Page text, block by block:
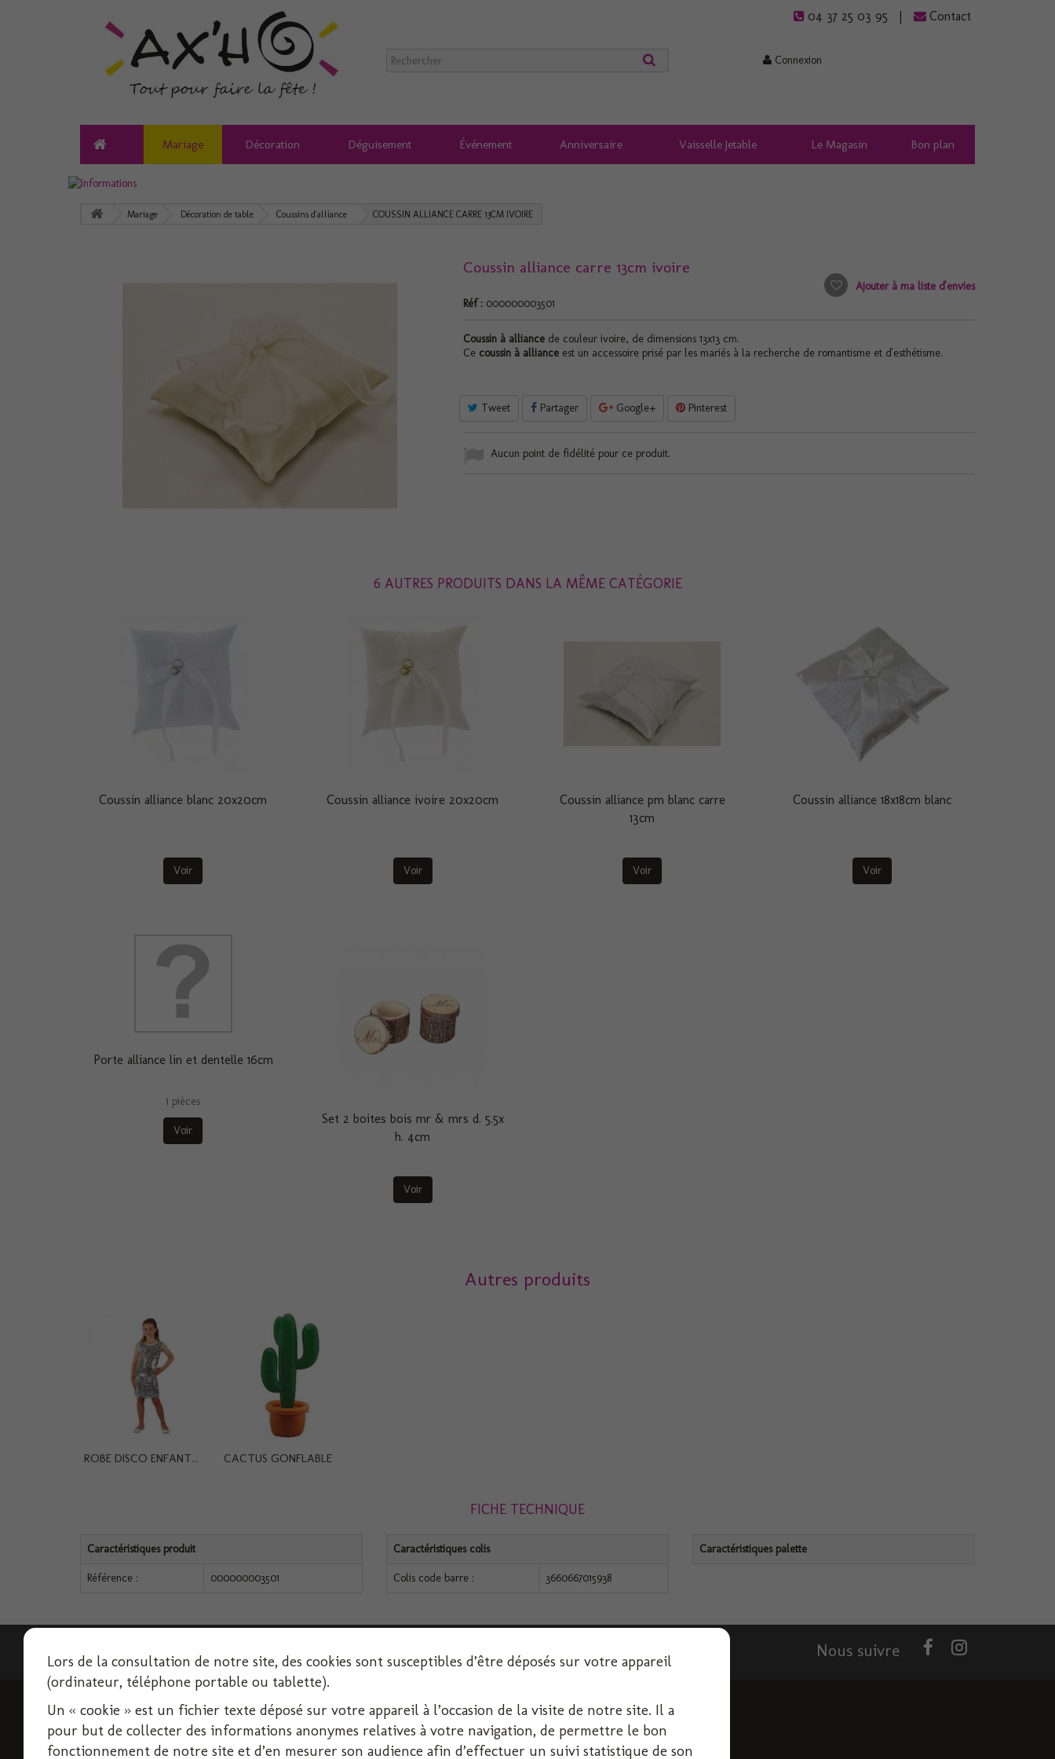
04 37 25 03 95 Contact
Connexion
Mariage Décoration Déguisement Événement Anniversaire Vaisselle Jetable Le Magasin Bon plan
Mariage Décoration de table Coussins d'alliance COUSSIN ALLIANCE CARRE 13CM IVOIRE
Coussin alliance carre 13cm ivoire
Réf : 000000003501
Ajouter à ma liste d'envies
Coussin à alliancede couleur ivoire, de dimensions 13x13 cm.
Ce coussin à allianceest un accessoire prisé par les mariés à la recherche de romantisme et d'esthétisme.
Tweet Partager Google+ Pinterest
Aucun point de fidélité pour ce produit.
6 AUTRES PRODUITS DANS LA MÊME CATÉGORIE
Coussin alliance blanc 20x20cm
Voir
Coussin alliance ivoire 20x20cm
Voir
Coussin alliance pm blanc carre
13cm
Voir
Coussin alliance 18x18cm blanc
Voir
Porte alliance lin et dentelle 16cm
1 pièces
Voir
Set 2 boites bois mr & mrs d. 5.5x
h. 4cm
Voir
Autres produits
ROBE DISCO ENFANT... CACTUS GONFLABLE
FICHE TECHNIQUE
Caractéristiques produit
Référence : 000000003501
Caractéristiques colis
Colis code barre : 3660667015938
Caractéristiques palette
Nous suivre
INFORMATIONS
Livraison
SERVICE CLIENT
Décoration-Fête.com, FIRPLAST
Lors de la consultation de notre site, des cookies sont susceptibles d’être déposés sur votre appareil
(ordinateur, téléphone portable ou tablette).
Un « cookie » est un fichier texte déposé sur votre appareil à l’occasion de la visite de notre site. Il a
pour but de collecter des informations anonymes relatives à votre navigation, de permettre le bon
fonctionnement de notre site et d’en mesurer son audience afin d’effectuer un suivi statistique de son